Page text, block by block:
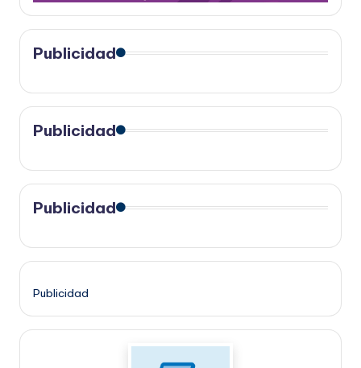
Publicidad
Publicidad
Publicidad
Publicidad